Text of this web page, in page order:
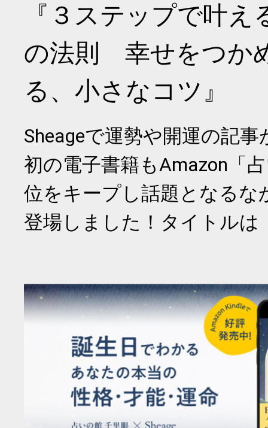
『３ステップで叶
の法則 幸せをつか
る、小さなコツ』
Sheageで運勢や開運の記
初の電子書籍もAmazon「
位をキープし話題となるな
登場しました！タイトルは